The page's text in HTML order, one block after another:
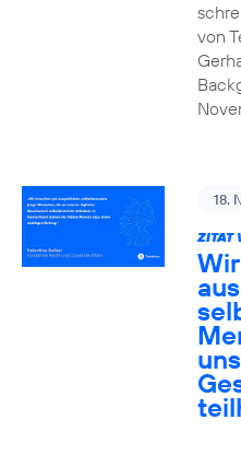
von
18.
ZITAT